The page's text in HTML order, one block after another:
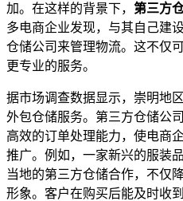
加。在这样的背景下， 第三方
多电商企业发现，与其自己建
仓储公司来管理物流。这不仅
更专业的服务。
据市场调查数据显示，崇明地
外包仓储服务。第三方仓储公
高效的订单处理能力，使电商
推广。例如，一家新兴的服装
当地的第三方仓储合作，不仅
形象。客户在购买后能及时收